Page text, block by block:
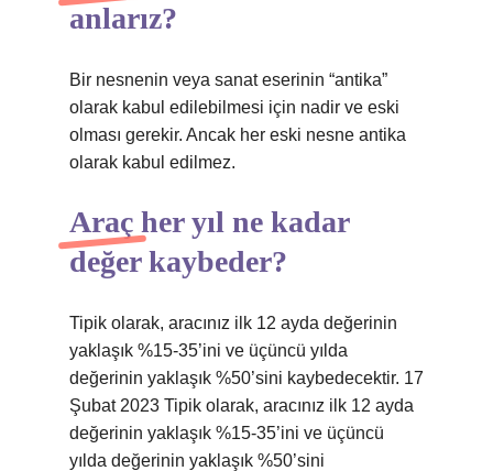
anlarız?
Bir nesnenin veya sanat eserinin “antika”
olarak kabul edilebilmesi için nadir ve eski
olması gerekir. Ancak her eski nesne antika
olarak kabul edilmez.
Araç her yıl ne kadar
değer kaybeder?
Tipik olarak, aracınız ilk 12 ayda değerinin
yaklaşık %15-35’ini ve üçüncü yılda
değerinin yaklaşık %50’sini kaybedecektir. 17
Şubat 2023 Tipik olarak, aracınız ilk 12 ayda
değerinin yaklaşık %15-35’ini ve üçüncü
yılda değerinin yaklaşık %50’sini